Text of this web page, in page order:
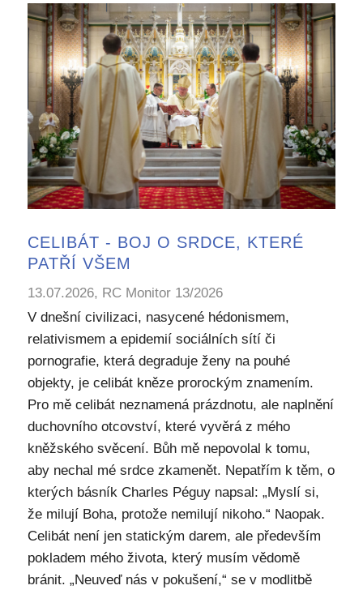
CELIBÁT - BOJ O SRDCE, KTERÉ
PATŘÍ VŠEM
13.07.2026, RC Monitor 13/2026
V dnešní civilizaci, nasycené hédonismem,
relativismem a epidemií sociálních sítí či
pornografie, která degraduje ženy na pouhé
objekty, je celibát kněze prorockým znamením.
Pro mě celibát neznamená prázdnotu, ale naplnění
duchovního otcovství, které vyvěrá z mého
kněžského svěcení. Bůh mě nepovolal k tomu,
aby nechal mé srdce zkamenět. Nepatřím k těm, o
kterých básník Charles Péguy napsal: „Myslí si,
že milují Boha, protože nemilují nikoho.“ Naopak.
Celibát není jen statickým darem, ale především
pokladem mého života, který musím vědomě
bránit. „Neuveď nás v pokušení,“ se v modlitbě